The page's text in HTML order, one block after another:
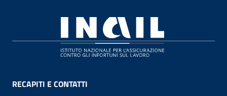
RECAPITI E CONTATTI